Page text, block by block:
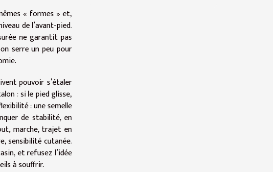
« formes » et,
de l’avant-pied.
ne garantit pas
serre un peu pour
pouvoir s’étaler
: si le pied glisse,
: une semelle
de stabilité, en
marche, trajet en
sensibilité cutanée.
et refusez l’idée
à souffrir.